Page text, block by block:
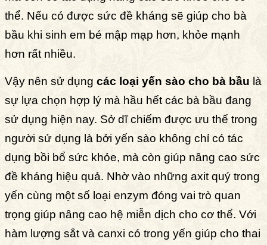
thể. Nếu có được sức đề kháng sẽ giúp cho bà
bầu khi sinh em bé mập mạp hơn, khỏe mạnh
hơn rất nhiều.
Vậy nên sử dụng các loại yến sào cho bà bầu là
sự lựa chọn hợp lý mà hầu hết các bà bầu đang
sử dụng hiện nay. Sở dĩ chiếm được ưu thế trong
người sử dụng là bởi yến sào không chỉ có tác
dụng bồi bổ sức khỏe, mà còn giúp nâng cao sức
đề kháng hiệu quả. Nhờ vào những axit quý trong
yến cùng một số loại enzym đóng vai trò quan
trọng giúp nâng cao hệ miễn dịch cho cơ thể. Với
hàm lượng sắt và canxi có trong yến giúp cho thai